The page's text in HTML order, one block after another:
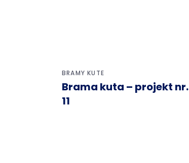
BRAMY KUTE
Brama kuta – projekt nr.
11